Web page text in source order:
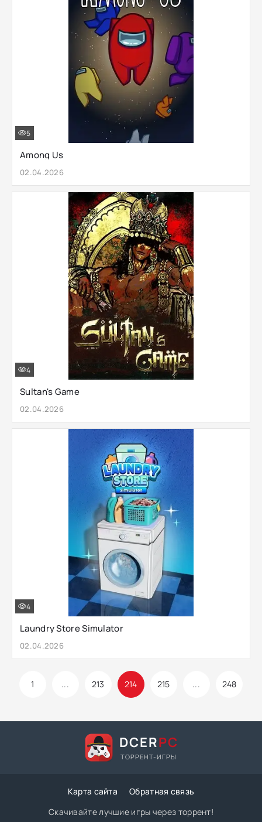
Among Us
02.04.2026
5
Sultan's Game
02.04.2026
4
Laundry Store Simulator
02.04.2026
4
1 ... 213 214 215 ... 248
DCERPC
ТОРРЕНТ-ИГРЫ
Карта сайта
Обратная связь
Скачивайте лучшие игры через торрент!